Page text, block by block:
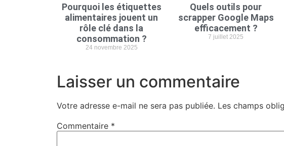
Pourquoi les étiquettes
alimentaires jouent un
rôle clé dans la
consommation ?
24 novembre 2025
Quels outils pour
scrapper Google Maps
efficacement ?
7 juillet 2025
Laisser un commentaire
Votre adresse e-mail ne sera pas publiée. Les champs
Commentaire *